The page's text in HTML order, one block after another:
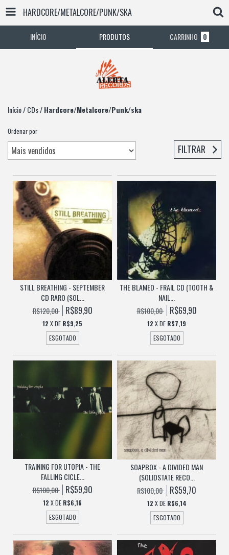
HARDCORE/METALCORE/PUNK/SKA
INÍCIO PRODUTOS CARRINHO 0
Início/CDs/Hardcore/Metalcore/Punk/ska
Ordenar por
FILTRAR
STILL BREATHING - SEPTEMBER
CD RARO (SOL...
R$120,00 R$89,90
12 X DE R$9,25
ESGOTADO
THE BLAMED - FRAIL CD (TOOTH &
NAIL...
R$100,00 R$69,90
12 X DE R$7,19
ESGOTADO
TRAINING FOR UTOPIA - THE
FALLING CICLE...
R$100,00 R$59,90
12 X DE R$6,16
ESGOTADO
SOAPBOX - A DIVIDED MAN
(SOLIDSTATE RECO...
R$100,00 R$59,70
12 X DE R$6,14
ESGOTADO